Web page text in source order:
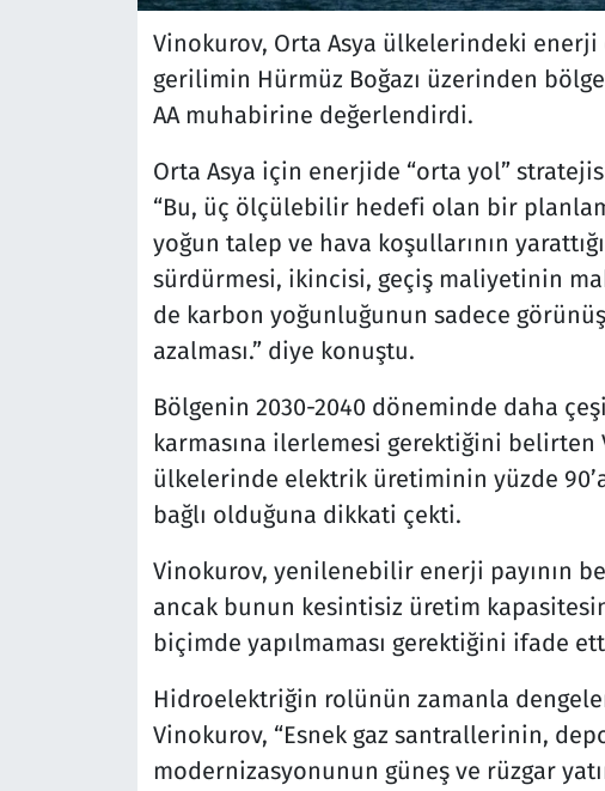
Vinokurov, Orta Asya ülkelerindeki enerji
gerilimin Hürmüz Boğazı üzerinden
AA muhabirine değerlendirdi.
Orta Asya için enerjide “orta yol”
“Bu, üç ölçülebilir hedefi olan bir
yoğun talep ve hava koşullarının
sürdürmesi, ikincisi, geçiş maliyetinin
de karbon yoğunluğunun sadece
azalması.” diye konuştu.
Bölgenin 2030-2040 döneminde daha
karmasına ilerlemesi gerektiğini belirten
ülkelerinde elektrik üretiminin yüzde
bağlı olduğuna dikkati çekti.
Vinokurov, yenilenebilir enerji payının
ancak bunun kesintisiz üretim
biçimde yapılmaması gerektiğini ifade
Hidroelektriğin rolünün zamanla
Vinokurov, “Esnek gaz santrallerinin,
modernizasyonunun güneş ve rüzgar